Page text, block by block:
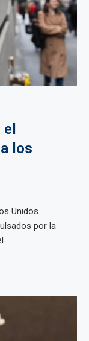
los
Unidos
por la
...